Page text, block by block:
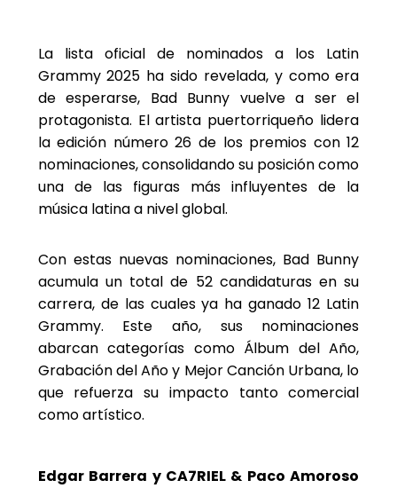
La lista oficial de nominados a los Latin
Grammy 2025 ha sido revelada, y como era
de esperarse, Bad Bunny vuelve a ser el
protagonista. El artista puertorriqueño lidera
la edición número 26 de los premios con 12
nominaciones, consolidando su posición como
una de las figuras más influyentes de la
música latina a nivel global.
Con estas nuevas nominaciones, Bad Bunny
acumula un total de 52 candidaturas en su
carrera, de las cuales ya ha ganado 12 Latin
Grammy. Este año, sus nominaciones
abarcan categorías como Álbum del Año,
Grabación del Año y Mejor Canción Urbana, lo
que refuerza su impacto tanto comercial
como artístico.
Edgar Barrera y CA7RIEL & Paco Amoroso